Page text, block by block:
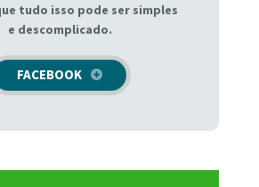
tudo isso pode ser simples
e descomplicado.
FACEBOOK